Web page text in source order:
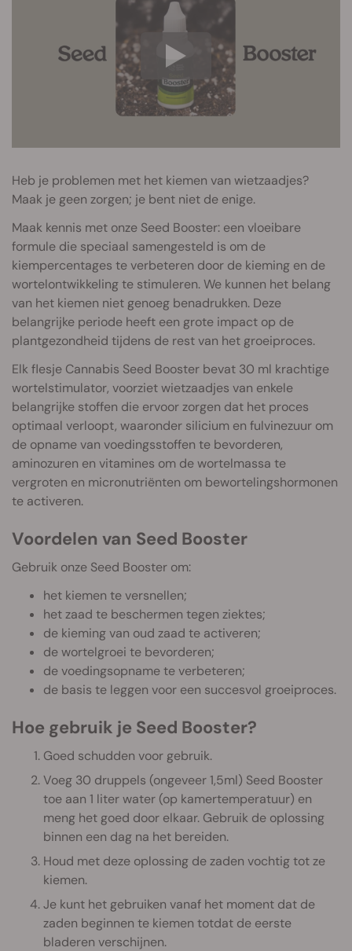
Heb je problemen met het kiemen van wietzaadjes?
Maak je geen zorgen; je bent niet de enige.
Maak kennis met onze Seed Booster: een vloeibare
formule die speciaal samengesteld is om de
kiempercentages te verbeteren door de kieming en de
wortelontwikkeling te stimuleren. We kunnen het belang
van het kiemen niet genoeg benadrukken. Deze
belangrijke periode heeft een grote impact op de
plantgezondheid tijdens de rest van het groeiproces.
Elk flesje Cannabis Seed Booster bevat 30 ml krachtige
wortelstimulator, voorziet wietzaadjes van enkele
belangrijke stoffen die ervoor zorgen dat het proces
optimaal verloopt, waaronder silicium en fulvinezuur om
de opname van voedingsstoffen te bevorderen,
aminozuren en vitamines om de wortelmassa te
vergroten en micronutriënten om bewortelingshormonen
te activeren.
Voordelen van Seed Booster
Gebruik onze Seed Booster om:
het kiemen te versnellen;
het zaad te beschermen tegen ziektes;
de kieming van oud zaad te activeren;
de wortelgroei te bevorderen;
de voedingsopname te verbeteren;
de basis te leggen voor een succesvol groeiproces.
Hoe gebruik je Seed Booster?
Goed schudden voor gebruik.
Voeg 30 druppels (ongeveer 1,5ml) Seed Booster
toe aan 1 liter water (op kamertemperatuur) en
meng het goed door elkaar. Gebruik de oplossing
binnen een dag na het bereiden.
Houd met deze oplossing de zaden vochtig tot ze
kiemen.
Je kunt het gebruiken vanaf het moment dat de
zaden beginnen te kiemen totdat de eerste
bladeren verschijnen.